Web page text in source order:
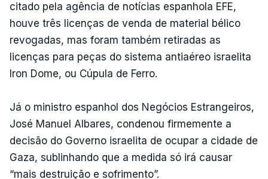
citado pela agência de notícias espanhola EFE,
houve três licenças de venda de material bélico
revogadas, mas foram também retiradas as
licenças para peças do sistema antiaéreo israelita
Iron Dome, ou Cúpula de Ferro.
Já o ministro espanhol dos Negócios Estrangeiros,
José Manuel Albares, condenou firmemente a
decisão do Governo israelita de ocupar a cidade de
Gaza, sublinhando que a medida só irá causar
“mais destruição e sofrimento”.